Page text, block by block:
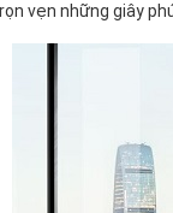
vẹn những giây